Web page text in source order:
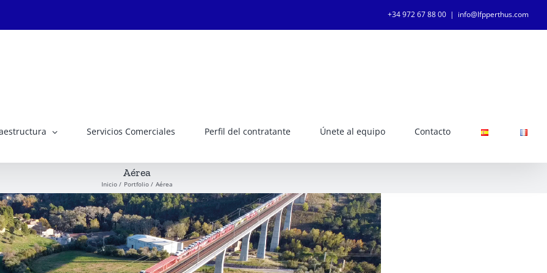
+34 972 67 88 00 | info@lfpperthus.com
Servicios Comerciales Perfil del contratante Únete al equipo Contacto
Aérea
Inicio Portfolio Aérea